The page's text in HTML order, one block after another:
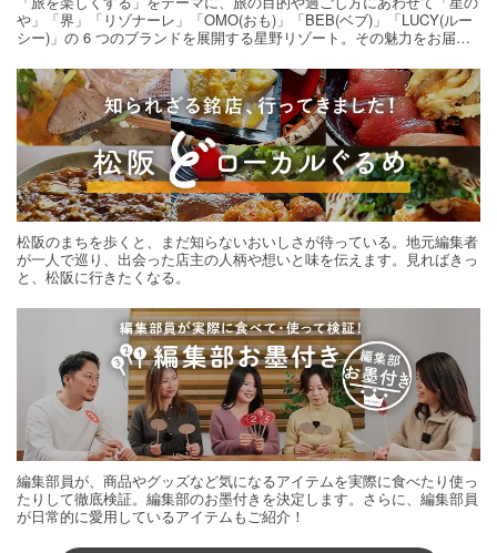
や」「界」「リゾナーレ」「OMO(おも)」「BEB(ベブ)」「LUCY(ルー
シー)」の 6 つのブランドを展開する星野リゾート。その魅力をお届け
松阪のまちを歩くと、まだ知らないおいしさが待っている。地元編集者
が一人で巡り、出会った店主の人柄や想いと味を伝えます。見ればきっ
と、松阪に行きたくなる。
編集部員が、商品やグッズなど気になるアイテムを実際に食べたり使っ
たりして徹底検証。編集部のお墨付きを決定します。さらに、編集部員
が日常的に愛用しているアイテムもご紹介！